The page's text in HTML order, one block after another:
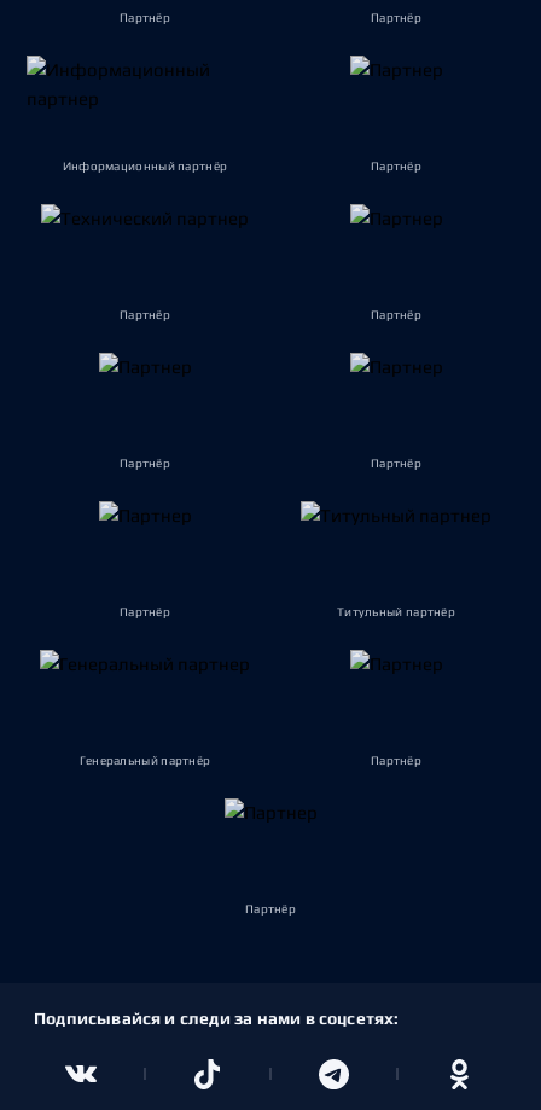
Партнёр Партнёр
Информационный партнёр Партнёр
Партнёр Партнёр
Партнёр Партнёр
Партнёр Титульный партнёр
Генеральный партнёр Партнёр
Партнёр
Подписывайся и следи за нами в соцсетях: